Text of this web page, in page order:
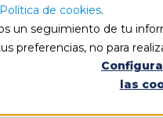
Política de cookies.
un seguimiento de tu
preferencias, no para
las